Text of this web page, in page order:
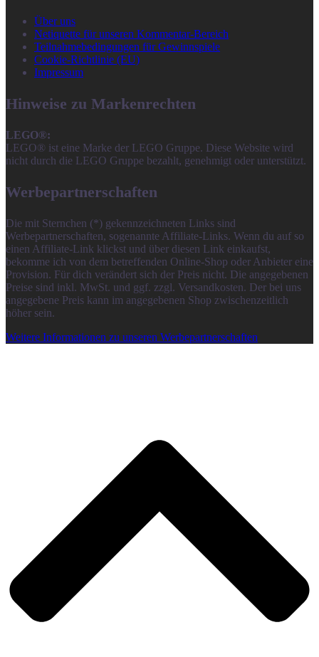
Über uns
Netiquette für unseren Kommentar-Bereich
Teilnahmebedingungen für Gewinnspiele
Cookie-Richtlinie (EU)
Impressum
Hinweise zu Markenrechten
LEGO®:
LEGO® ist eine Marke der LEGO Gruppe. Diese Website wird
nicht durch die LEGO Gruppe bezahlt, genehmigt oder unterstützt.
Werbepartnerschaften
Die mit Sternchen (*) gekennzeichneten Links sind
Werbepartnerschaften, sogenannte Affiliate-Links. Wenn du auf so
einen Affiliate-Link klickst und über diesen Link einkaufst,
bekomme ich von dem betreffenden Online-Shop oder Anbieter eine
Provision. Für dich verändert sich der Preis nicht. Die angegebenen
Preise sind inkl. MwSt. und ggf. zzgl. Versandkosten. Der bei uns
angegebene Preis kann im angegebenen Shop zwischenzeitlich
höher sein.
Weitere Informationen zu unseren Werbepartnerschaften